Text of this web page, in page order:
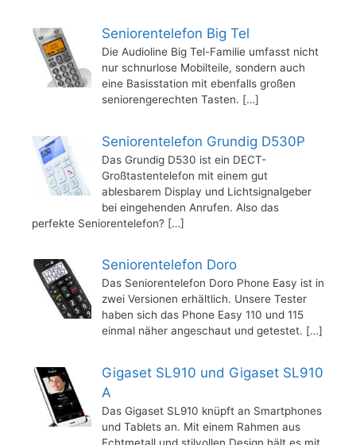
Seniorentelefon Big Tel
Die Audioline Big Tel-Familie umfasst nicht
nur schnurlose Mobilteile, sondern auch
eine Basisstation mit ebenfalls großen
seniorengerechten Tasten. […]
Seniorentelefon Grundig D530P
Das Grundig D530 ist ein DECT-
Großtastentelefon mit einem gut
ablesbarem Display und Lichtsignalgeber
bei eingehenden Anrufen. Also das
perfekte Seniorentelefon? […]
Seniorentelefon Doro
Das Seniorentelefon Doro Phone Easy ist in
zwei Versionen erhältlich. Unsere Tester
haben sich das Phone Easy 110 und 115
einmal näher angeschaut und getestet. […]
Gigaset SL910 und Gigaset SL910
A
Das Gigaset SL910 knüpft an Smartphones
und Tablets an. Mit einem Rahmen aus
Echtmetall und stilvollen Design hält es mit